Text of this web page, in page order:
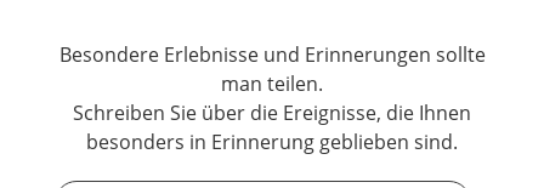
Besondere Erlebnisse und Erinnerungen sollte
man teilen.
Schreiben Sie über die Ereignisse, die Ihnen
besonders in Erinnerung geblieben sind.